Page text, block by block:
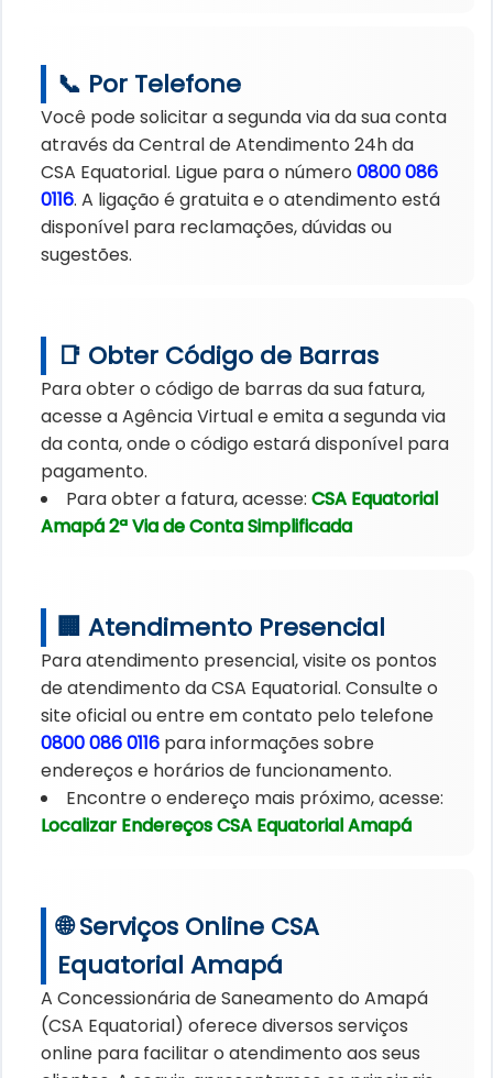
📞 Por Telefone
Você pode solicitar a segunda via da sua conta
através da Central de Atendimento 24h da
CSA Equatorial. Ligue para o número0800 086
0116. A ligação é gratuita e o atendimento está
disponível para reclamações, dúvidas ou
sugestões.
📑 Obter Código de Barras
Para obter o código de barras da sua fatura,
acesse a Agência Virtual e emita a segunda via
da conta, onde o código estará disponível para
pagamento.
Para obter a fatura, acesse:CSA Equatorial
Amapá 2ª Via de Conta Simplificada
🏢 Atendimento Presencial
Para atendimento presencial, visite os pontos
de atendimento da CSA Equatorial. Consulte o
site oficial ou entre em contato pelo telefone
0800 086 0116 para informações sobre
endereços e horários de funcionamento.
Encontre o endereço mais próximo, acesse:
Localizar Endereços CSA Equatorial Amapá
🌐 Serviços Online CSA
Equatorial Amapá
A Concessionária de Saneamento do Amapá
(CSA Equatorial) oferece diversos serviços
online para facilitar o atendimento aos seus